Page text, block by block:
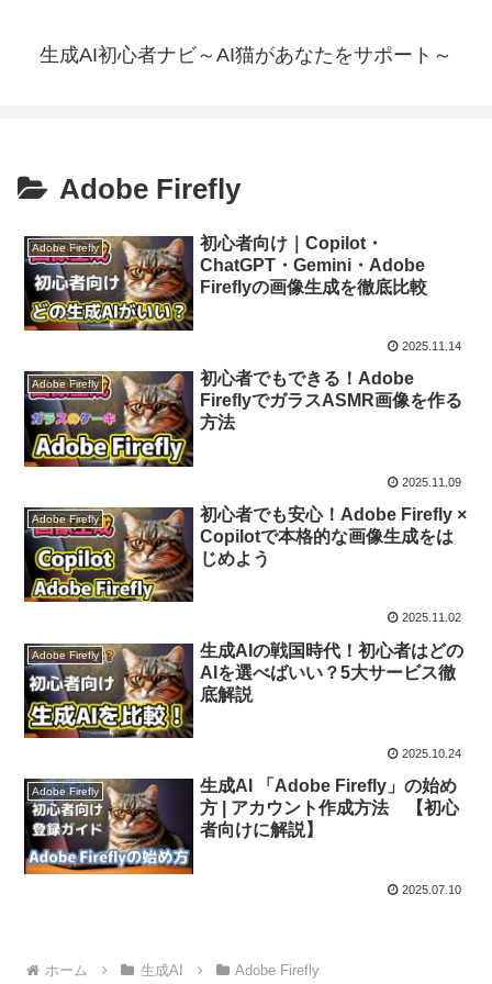
生成AI初心者ナビ～AI猫があなたをサポート～
Adobe Firefly
Adobe Firefly
初心者向け｜Copilot・
ChatGPT・Gemini・Adobe
Fireflyの画像生成を徹底比較
2025.11.14
Adobe Firefly
初心者でもできる！Adobe
FireflyでガラスASMR画像を作る
方法
2025.11.09
Adobe Firefly
初心者でも安心！Adobe Firefly ×
Copilotで本格的な画像生成をは
じめよう
2025.11.02
Adobe Firefly
生成AIの戦国時代！初心者はどの
AIを選べばいい？5大サービス徹
底解説
2025.10.24
Adobe Firefly
生成AI 「Adobe Firefly」の始め
方 | アカウント作成方法 【初心
者向けに解説】
2025.07.10
ホーム 生成AI Adobe Firefly